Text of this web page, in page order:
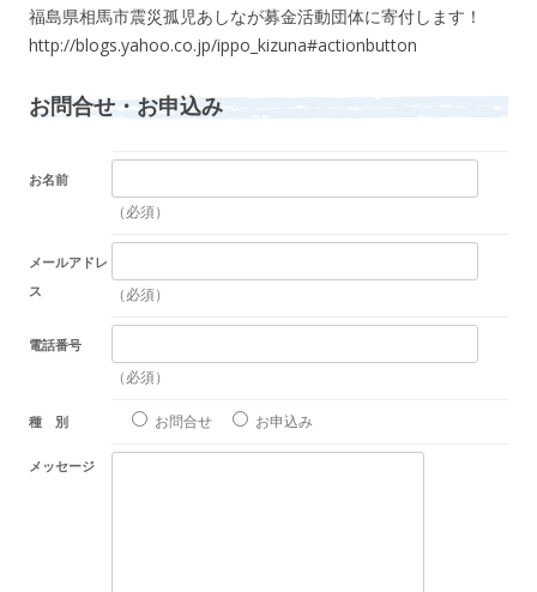
福島県相馬市震災孤児あしなが募金活動団体に寄付します！
http://blogs.yahoo.co.jp/ippo_kizuna#actionbutton
お問合せ・お申込み
お名前
（必須）
メールアドレ
ス
（必須）
電話番号
（必須）
種 別 お問合せ お申込み
メッセージ